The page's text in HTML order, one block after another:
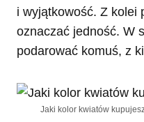
i wyjątkowość. Z kolei
oznaczać jedność. W
podarować komuś, z
Jaki kolor kwiatów